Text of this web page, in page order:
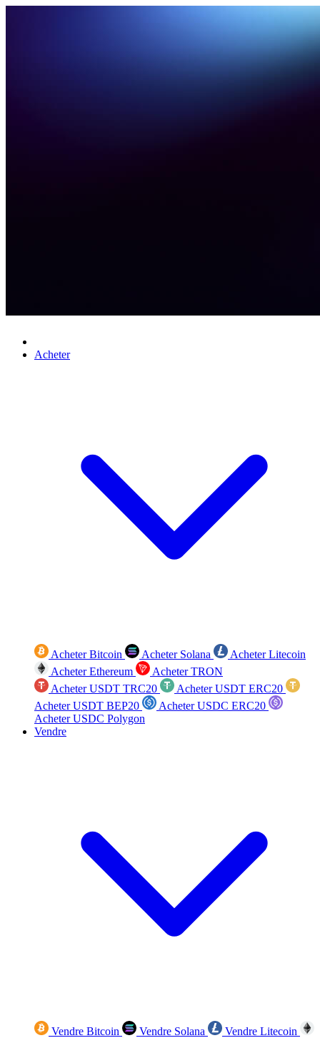
Acheter
Acheter Bitcoin Acheter Solana
Acheter Litecoin
Acheter Ethereum
Acheter TRON
Acheter USDT TRC20
Acheter USDT ERC20
Acheter USDT BEP20
Acheter USDC ERC20
Acheter USDC Polygon
Vendre
Vendre Bitcoin Vendre Solana
Vendre Litecoin